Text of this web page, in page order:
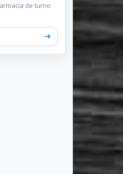
de turno